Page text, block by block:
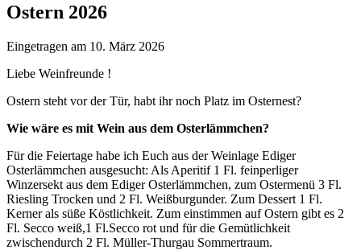
Ostern 2026
Eingetragen am 10. März 2026
Liebe Weinfreunde !
Ostern steht vor der Tür, habt ihr noch Platz im Osternest?
Wie wäre es mit Wein aus dem Osterlämmchen?
Für die Feiertage habe ich Euch aus der Weinlage Ediger
Osterlämmchen ausgesucht: Als Aperitif 1 Fl. feinperliger
Winzersekt aus dem Ediger Osterlämmchen, zum Ostermenü 3 Fl.
Riesling Trocken und 2 Fl. Weißburgunder. Zum Dessert 1 Fl.
Kerner als süße Köstlichkeit. Zum einstimmen auf Ostern gibt es 2
Fl. Secco weiß,1 Fl.Secco rot und für die Gemütlichkeit
zwischendurch 2 Fl. Müller-Thurgau Sommertraum.